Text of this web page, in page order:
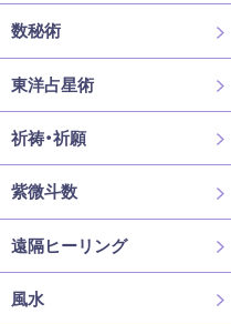
数秘術
東洋占星術
祈祷・祈願
紫微斗数
遠隔ヒーリング
風水